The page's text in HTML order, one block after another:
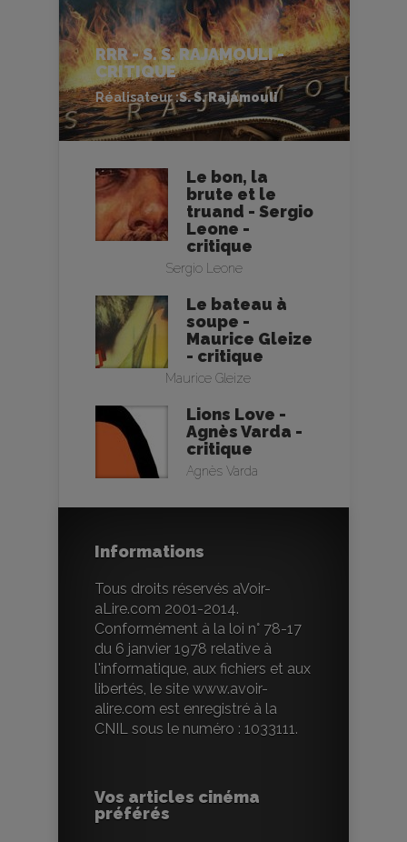
RRR - S. S. RAJAMOULI -
CRITIQUE
Réalisateur :S. S. Rajamouli
Le bon, la
brute et le
truand - Sergio
Leone -
critique
Sergio Leone
Le bateau à
soupe -
Maurice Gleize
- critique
Maurice Gleize
Lions Love -
Agnès Varda -
critique
Agnès Varda
Informations
Tous droits réservés aVoir-
aLire.com 2001-2014.
Conformément à la loi n° 78-17
du 6 janvier 1978 relative à
l'informatique, aux fichiers et aux
libertés, le site www.avoir-
alire.com est enregistré à la
CNIL sous le numéro : 1033111.
Vos articles cinéma
préférés